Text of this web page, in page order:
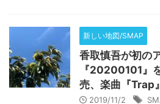
新しい地図/SMAP
香取慎吾が初の
『20200101』
売、楽曲『Trap
2019/11/2